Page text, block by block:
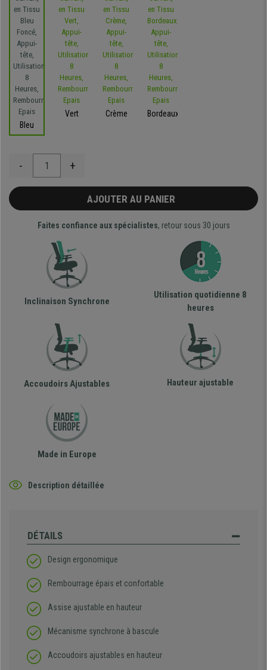
Bleu
Vert Crème Bordeaux
- +
AJOUTER AU PANIER
Faites confiance aux spécialistes, retour sous 30 jours
Inclinaison Synchrone
Utilisation quotidienne 8
heures
Accoudoirs Ajustables Hauteur ajustable
Made in Europe
Description détaillée
DÉTAILS
Design ergonomique
Rembourrage épais et confortable
Assise ajustable en hauteur
Mécanisme synchrone à bascule
Accoudoirs ajustables en hauteur